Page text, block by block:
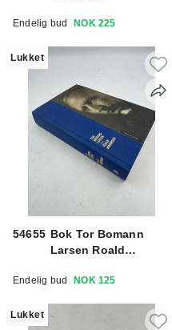
Endelig bud NOK 225
Lukket
54655 Bok Tor Bomann
Larsen Roald
Endelig bud NOK 125
Lukket